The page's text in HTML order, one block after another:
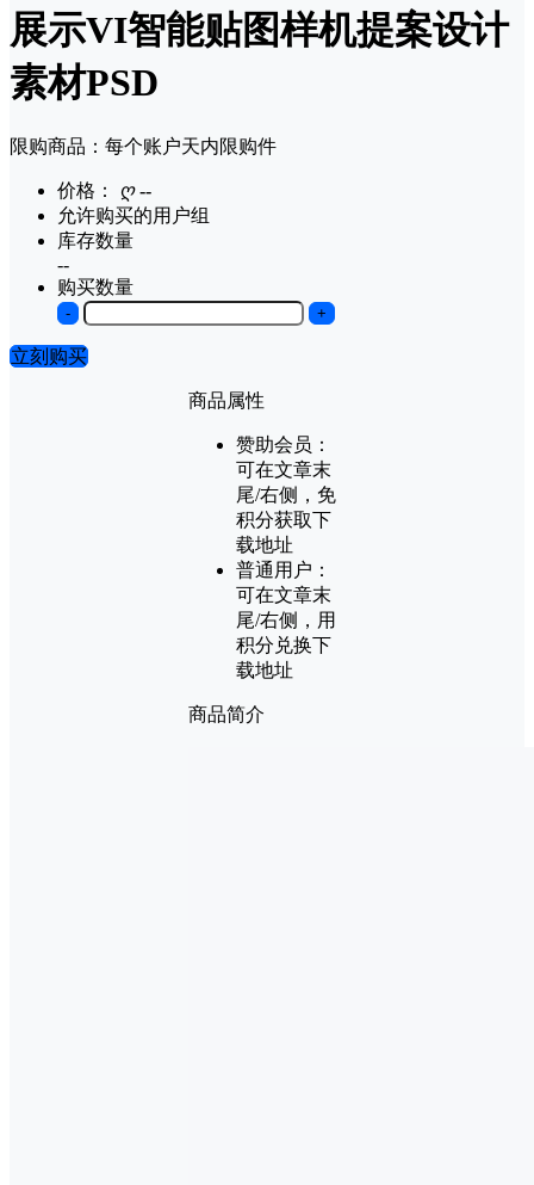
展示VI智能贴图样机提案设计
素材PSD
限购商品：每个账户天内限购件
价格： ღ --
允许购买的用户组
库存数量
--
购买数量
- +
立刻购买
商品属性
赞助会员：
可在文章末
尾/右侧，免
积分获取下
载地址
普通用户：
可在文章末
尾/右侧，用
积分兑换下
载地址
商品简介